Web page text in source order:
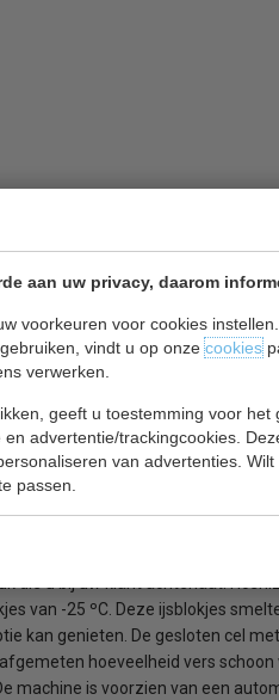
aan uw privacy, daarom
voorkeuren voor cookies
vindt u op onzecookies
verwerken.
geeft u toestemming voor
advertentie/trackingcookies.
van advertenties.
passen.
kraakheldere vierkanten ijsblokjes
langer van zijn consumptie kan
van Hoshizaki IM
het ijs maken wordt gebruikt
spoel en reinigingssysteem dat na
geproduceerd.
die u bij uw klant achterlaat.
van -25 ºC. Deze ijsblokjes
kan genieten. De gesloten cel
hoeveelheid vers
machine is voorzien van een